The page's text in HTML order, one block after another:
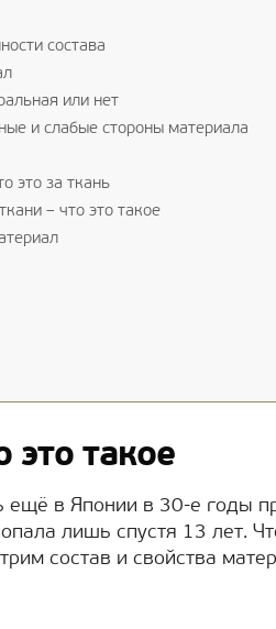
состава
или нет
и слабые стороны материала
это за ткань
– что это такое
это такое
ещё в Японии в 30-е годы
лишь спустя 13 лет.
состав и свойства